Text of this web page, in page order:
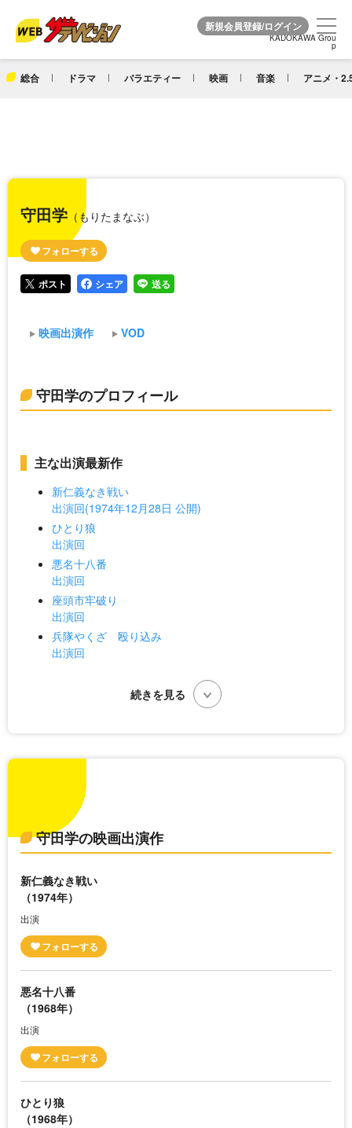
KADOKAWA Grou
p
総合 ドラマ バラエティー 映画 音楽 アニメ・
KADOKAWA Grou
p
守田学 （もりたまなぶ）
ポスト シェア 送る
映画出演作 VOD
守田学のプロフィール
主な出演最新作
新仁義なき戦い
出演回(1974年12月28日 公開)
ひとり狼
出演回
悪名十八番
出演回
座頭市牢破り
出演回
兵隊やくざ 殴り込み
出演回
守田学の映画出演作
新仁義なき戦い
（1974年）
出演
悪名十八番
（1968年）
出演
ひとり狼
（1968年）